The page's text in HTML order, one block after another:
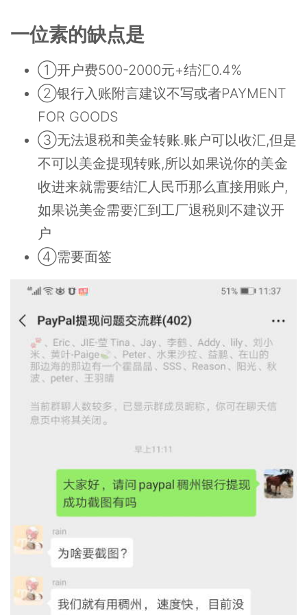
一位素的缺点是
①开户费500-2000元+结汇0.4%
②银行入账附言建议不写或者PAYMENT
FOR GOODS
③无法退税和美金转账.账户可以收汇,但是
不可以美金提现转账,所以如果说你的美金
收进来就需要结汇人民币那么直接用账户,
如果说美金需要汇到工厂退税则不建议开
户
④需要面签